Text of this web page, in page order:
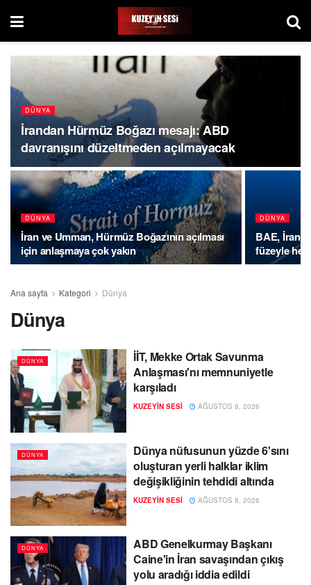
DÜNYA
İrandan Hürmüz Boğazı mesajı: ABD
davranışını düzeltmeden açılmayacak
DÜNYA
İran ve Umman, Hürmüz Boğazının açılması
için anlaşmaya çok yakın
DÜNYA
BAE,
füzeyle
Ana sayfa Kategori Dünya
Dünya
DÜNYA
İİT, Mekke Ortak Savunma
Anlaşması'nı memnuniyetle
karşıladı
KUZEYIN SESI AĞUSTOS 8, 2026
DÜNYA
Dünya nüfusunun yüzde 6'sını
oluşturan yerli halklar iklim
değişikliğinin tehdidi altında
KUZEYIN SESI AĞUSTOS 8, 2026
DÜNYA
ABD Genelkurmay Başkanı
Caine'in İran savaşından çıkış
yolu aradığı iddia edildi